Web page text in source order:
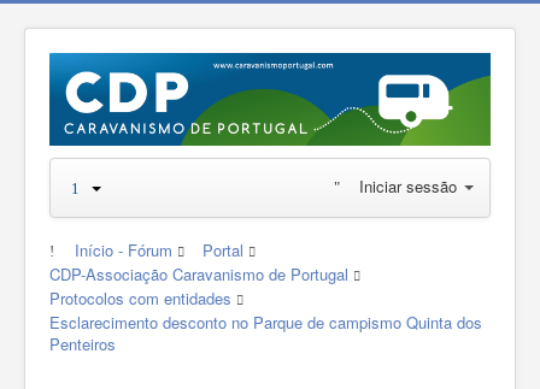
Iniciar sessão
Início - Fórum
Portal
CDP-Associação Caravanismo de Portugal
Protocolos com entidades
Esclarecimento desconto no Parque de campismo Quinta dos
Penteiros